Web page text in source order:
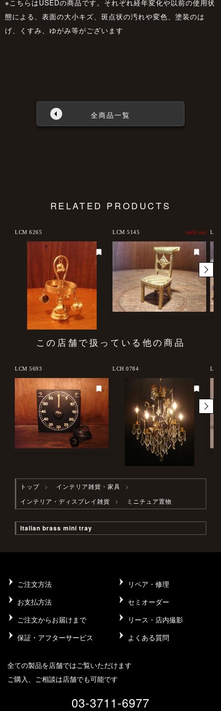
※こちらはUSEDの商品です。それぞれ経年変化や以前の使用状
態による、表面の大小キズ、斑点状の汚れや変色、塗装のは
げ、くすみ、ゆがみ等がございます
全商品一覧
RELATED PRODUCTS
LCM 6265 LCM 5145 sold out
この店舗で扱っている他の商品
LCM 5693 LCH 0784
トップ
インテリア雑貨・家具
インテリア・ディスプレイ雑貨
ミニチュア置物
Italian brass mini tray
ご注文方法
リペア・修理
お支払方法
セミオーダー
ご注文からお届けまで
リース・店内撮影
保証・アフターサービス
よくある質問
全ての製品を店舗ではご覧いただけます
ご購入、ご相談は店舗でも可能です
03-3711-6977